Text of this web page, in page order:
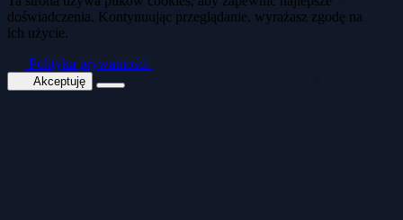
doświadczenia. Kontynuując przeglądanie, wyrażasz zgodę na
ich użycie.
Polityka prywatności
Akceptuję